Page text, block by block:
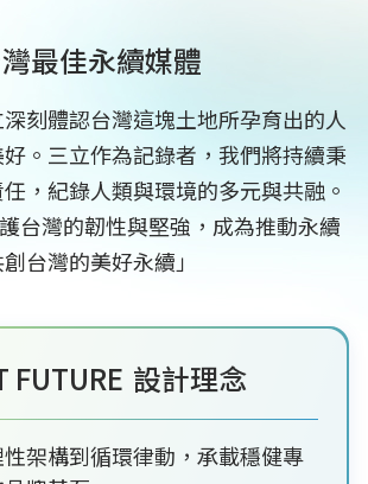
最佳永續媒體
刻體認台灣這塊土地所孕育出的人
。三立作為記錄者，我們將持續秉
，紀錄人類與環境的多元與共融。
台灣的韌性與堅強，成為推動永續
台灣的美好永續」
FUTURE 設計理念
架構到循環律動，承載穩健專